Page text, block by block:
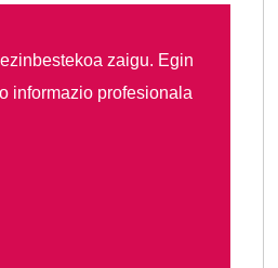
zaigu. Egin
informazio profesionala